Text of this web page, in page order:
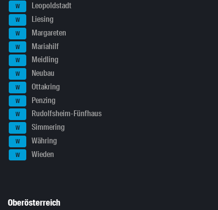
W Leopoldstadt
W Liesing
W Margareten
W Mariahilf
W Meidling
W Neubau
W Ottakring
W Penzing
W Rudolfsheim-Fünfhaus
W Simmering
W Währing
W Wieden
Oberösterreich